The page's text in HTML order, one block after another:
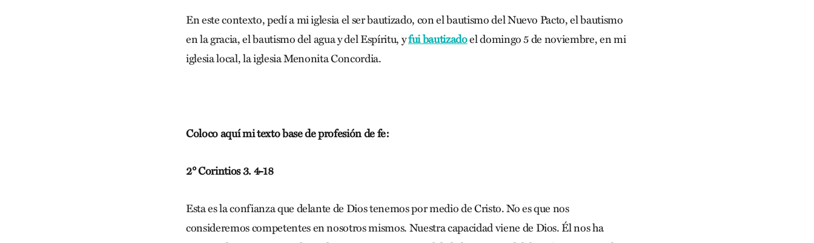
En este contexto, pedí a mi iglesia el ser bautizado, con el bautismo del Nuevo Pacto, el bautismo
en la gracia, el bautismo del agua y del Espíritu, yfui bautizadoel domingo 5 de noviembre, en mi
iglesia local, la iglesia Menonita Concordia.
Coloco aquí mi texto base de profesión de fe:
2° Corintios 3. 4-18
Esta es la confianza que delante de Dios tenemos por medio de Cristo. No es que nos
consideremos competentes en nosotros mismos. Nuestra capacidad viene de Dios. Él nos ha